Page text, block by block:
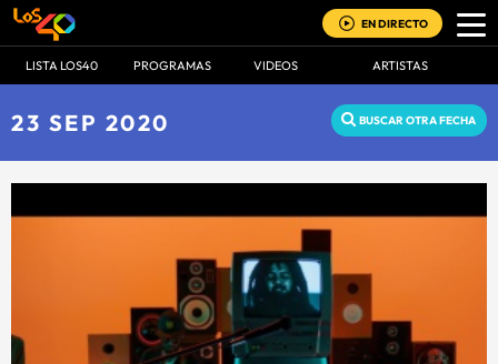
EN DIRECTO
LISTA LOS40 PROGRAMAS VIDEOS ARTISTAS
23 SEP 2020 BUSCAR OTRA FECHA